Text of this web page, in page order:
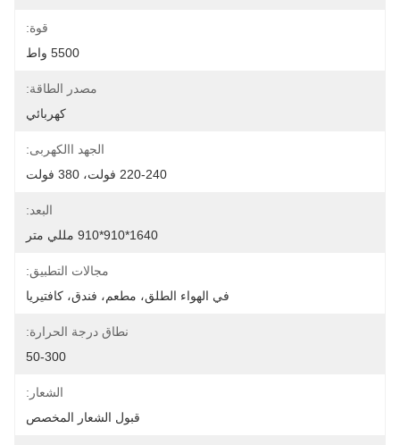
قوة:
5500 واط
مصدر الطاقة:
كهربائي
الجهد االكهربى:
220-240 فولت، 380 فولت
البعد:
1640*910*910 مللي متر
مجالات التطبيق:
في الهواء الطلق، مطعم، فندق، كافتيريا
نطاق درجة الحرارة:
50-300
الشعار:
قبول الشعار المخصص